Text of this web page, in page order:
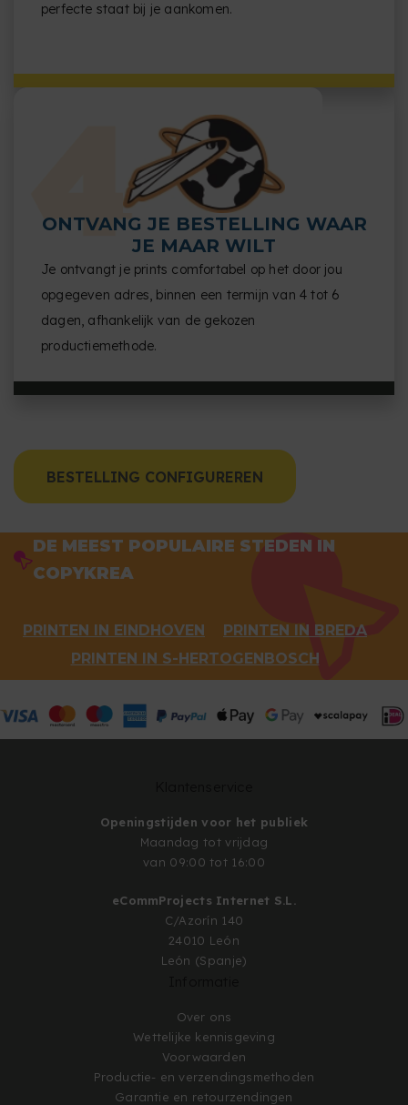
perfecte staat bij je aankomen.
ONTVANG JE BESTELLING WAAR
JE MAAR WILT
Je ontvangt je prints comfortabel op het door jou
opgegeven adres, binnen een termijn van 4 tot 6
dagen, afhankelijk van de gekozen
productiemethode.
BESTELLING CONFIGUREREN
DE MEEST POPULAIRE STEDEN IN
COPYKREA
PRINTEN IN EINDHOVEN
PRINTEN IN BREDA
PRINTEN IN S-HERTOGENBOSCH
Openingstijden voor het publiek
Maandag tot vrijdag
van 09:00 tot 16:00
eCommProjects Internet S.L.
C/Azorín 140
24010 León
León (Spanje)
Over ons
Wettelijke kennisgeving
Voorwaarden
Productie- en verzendingsmethoden
Garantie en retourzendingen